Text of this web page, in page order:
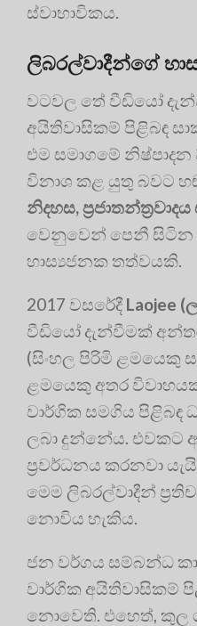
ස්වාභාවිකය.
ලිබරල්වාදීන්ගේ
වටවල තේ වීඩියෝ
අයිතිවාසිකම් පිළිබඳ
එම සමාගමේ
විනාශ කළ යුතු බවට
නිදහස,
වෙනුවෙන් පෙනී සිටින
හාස්‍යජනක තත්වයකි.
2017 වසරේදී Laojee
වීඩියෝ දැන්වීමක්
(සිංහල පිරිමි ළමයෙකු
ළමයෙකු අතර
වාර්ගික සමගිය
ලබා දුන්නේය. එවකට
ප්‍රවර්ධනය කරනවා
මෙම ලිබරල්වාදීන්
නොවිය හැකිය.
ජන වර්ගය සම්බන්ධ
වාර්ගික අයිතිවාසිකම්
නොවෙති. එහෙත්, කුල